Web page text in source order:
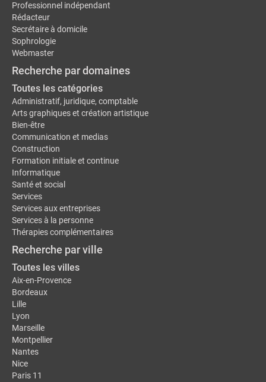
Professionnel indépendant
Rédacteur
Secrétaire à domicile
Sophrologie
Webmaster
Recherche par domaines
Toutes les catégories
Administratif, juridique, comptable
Arts graphiques et création artistique
Bien-être
Communication et medias
Construction
Formation initiale et continue
Informatique
Santé et social
Services
Services aux entreprises
Services à la personne
Thérapies complémentaires
Recherche par ville
Toutes les villes
Aix-en-Provence
Bordeaux
Lille
Lyon
Marseille
Montpellier
Nantes
Nice
Paris 11